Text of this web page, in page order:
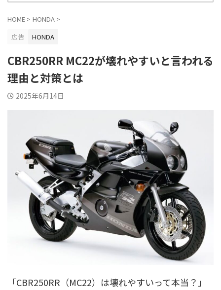
HOME > HONDA >
広告
HONDA
CBR250RR MC22が壊れやすいと言われる
理由と対策とは
2025年6月14日
「CBR250RR（MC22）は壊れやすいって本当？」